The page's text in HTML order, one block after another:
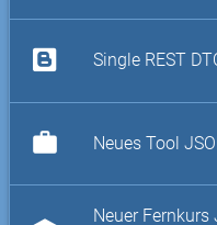
Single REST
work Neues Tool
Neuer Fernkurs